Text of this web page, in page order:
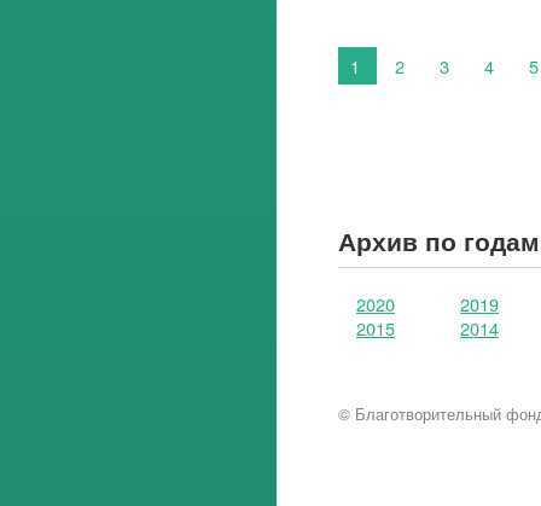
1 2 3 4 5
Архив по годам
2020
2019
2015
2014
© Благотворительный